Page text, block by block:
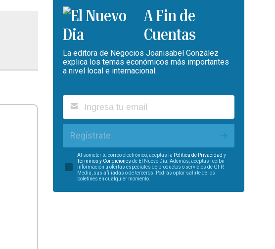
A Fin de
Cuentas
La editora de Negocios Joanisabel González
explica los temas económicos más importantes
a nivel local e internacional.
Regístrate
Al someter tu correo electrónico, aceptas la Política de Privacidad y
Términos y Condiciones de El Nuevo Día. Además, aceptas recibir
información u ofertas especiales de productos o servicios de GFR
Media, sus afiliadas o de terceros. Podrás optar salirte de los
boletines en cualquier momento.